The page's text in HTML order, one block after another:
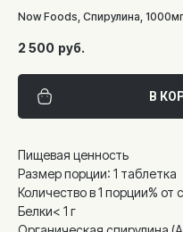
Now Foods, Спирулина,
2 500 руб.
В
Пищевая ценность
Размер порции: 1 таблетка
Количество в 1 порции%
Белки< 1 г